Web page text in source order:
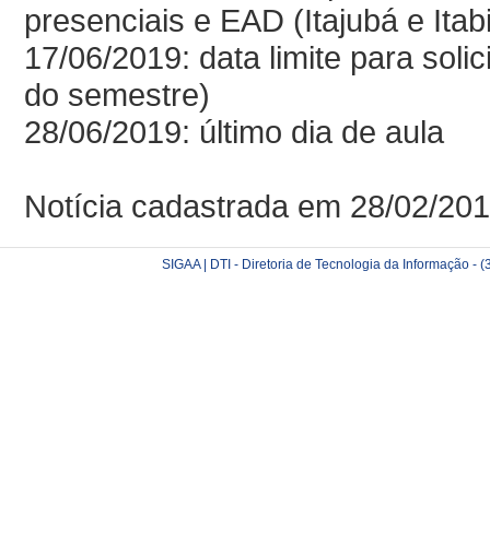
presenciais e EAD (Itajubá e
17/06/2019: data limite para
do semestre)
28/06/2019: último dia de aula
Notícia cadastrada em 28/02/
SIGAA | DTI - Diretoria de Tecnologia da Informação